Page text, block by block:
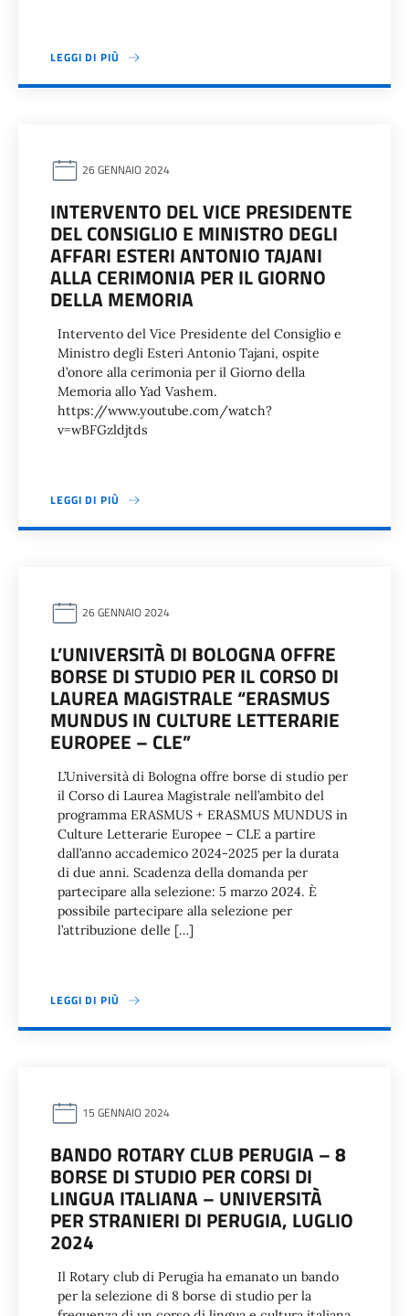
LEGGI DI PIÙ
26 GENNAIO 2024
INTERVENTO DEL VICE PRESIDENTE
DEL CONSIGLIO E MINISTRO DEGLI
AFFARI ESTERI ANTONIO TAJANI
ALLA CERIMONIA PER IL GIORNO
DELLA MEMORIA
Intervento del Vice Presidente del Consiglio e
Ministro degli Esteri Antonio Tajani, ospite
d’onore alla cerimonia per il Giorno della
Memoria allo Yad Vashem.
https://www.youtube.com/watch?
v=wBFGzldjtds
LEGGI DI PIÙ
26 GENNAIO 2024
L’UNIVERSITÀ DI BOLOGNA OFFRE
BORSE DI STUDIO PER IL CORSO DI
LAUREA MAGISTRALE “ERASMUS
MUNDUS IN CULTURE LETTERARIE
EUROPEE – CLE”
L’Università di Bologna offre borse di studio per
il Corso di Laurea Magistrale nell’ambito del
programma ERASMUS + ERASMUS MUNDUS in
Culture Letterarie Europee – CLE a partire
dall’anno accademico 2024-2025 per la durata
di due anni. Scadenza della domanda per
partecipare alla selezione: 5 marzo 2024. È
possibile partecipare alla selezione per
l’attribuzione delle […]
LEGGI DI PIÙ
15 GENNAIO 2024
BANDO ROTARY CLUB PERUGIA – 8
BORSE DI STUDIO PER CORSI DI
LINGUA ITALIANA – UNIVERSITÀ
PER STRANIERI DI PERUGIA, LUGLIO
2024
Il Rotary club di Perugia ha emanato un bando
per la selezione di 8 borse di studio per la